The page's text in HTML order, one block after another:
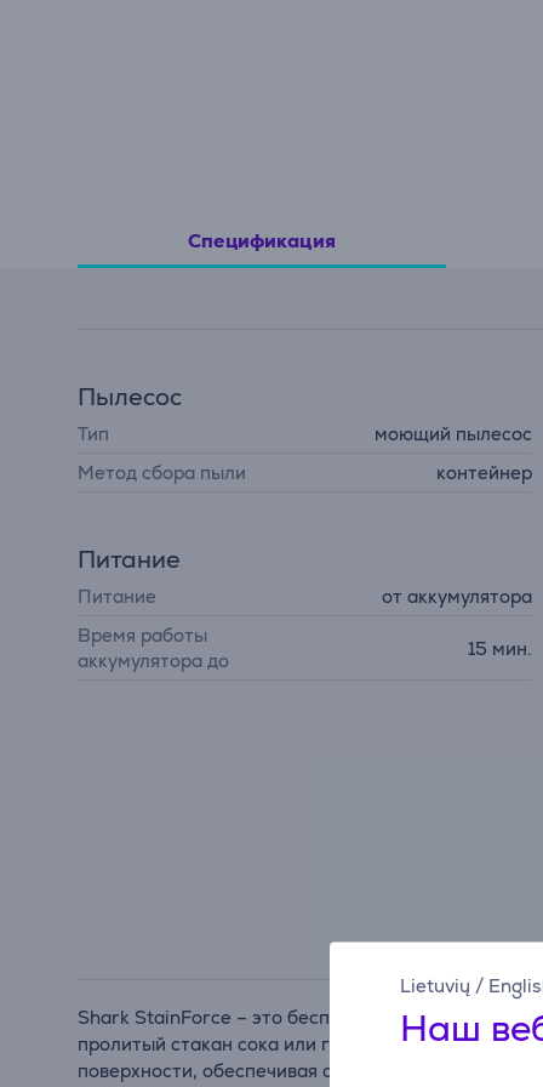
Lietuvių /
Наш
Спецификация
Пылесос
Тип
моющий пылесос
Метод сбора пыли
контейнер
Питание
Питание
от аккумулятора
Время работы
аккумулятора до
15 мин.
Shark StainForce – это беспроводная система
пролитый стакан сока или грязные следы лап.
поверхности, обеспечивая силу очистки до 30